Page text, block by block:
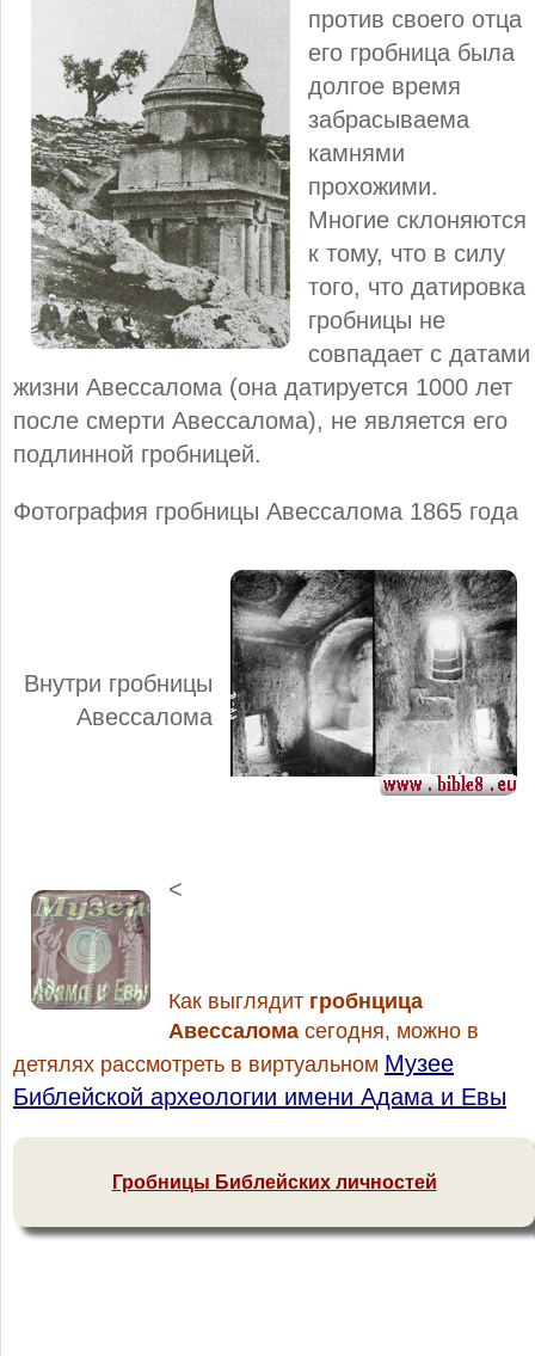
против своего отца
его гробница была
долгое время
забрасываема
камнями
прохожими.
Многие склоняются
к тому, что в силу
того, что датировка
гробницы не
совпадает с датами
жизни Авессалома (она датируется 1000 лет
после смерти Авессалома), не является его
подлинной гробницей.
Фотография гробницы Авессалома 1865 года
Внутри гробницы
Авессалома
<
Как выглядит гробнцица
Авессалома сегодня, можно в
детялях рассмотреть в виртуальном Музее
Библейской археологии имени Адама и Евы
Гробницы Библейских личностей